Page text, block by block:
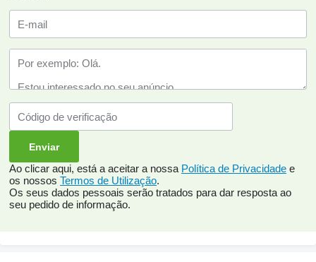
Ao clicar aqui, está a aceitar a nossa Política de Privacidade e
os nossos Termos de Utilização.
Os seus dados pessoais serão tratados para dar resposta ao
seu pedido de informação.